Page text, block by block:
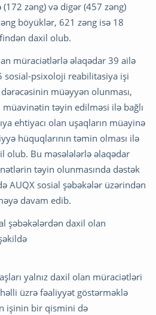
zəng) və digər (457 zəng)
böyüklər, 621 zəng isə 18
daxil olub.
müraciətlərlə əlaqədar 39 ailə
sosial-psixoloji reabilitasiya işi
müəyyən olunması,
təyin edilməsi ilə bağlı
ehtiyacı olan uşaqların müayinə
hüquqlarının təmin olması ilə
olub. Bu məsələlərlə əlaqədar
təyin olunmasında dəstək
AUQX sosial şəbəkələr üzərindən
davam edib.
şəbəkələrdən daxil olan
yalnız daxil olan müraciətləri
üzrə fəaliyyət göstərməklə
işinin bir qismini də